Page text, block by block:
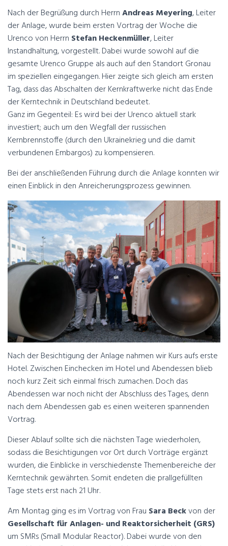
Nach der Begrüßung durch HerrnAndreas Meyering, Leiter
der Anlage, wurde beim ersten Vortrag der Woche die
Urenco von Herrn Stefan Heckenmüller, Leiter
Instandhaltung, vorgestellt. Dabei wurde sowohl auf die
gesamte Urenco Gruppe als auch auf den Standort Gronau
im speziellen eingegangen. Hier zeigte sich gleich am ersten
Tag, dass das Abschalten der Kernkraftwerke nicht das Ende
der Kerntechnik in Deutschland bedeutet.
Ganz im Gegenteil: Es wird bei der Urenco aktuell stark
investiert; auch um den Wegfall der russischen
Kernbrennstoffe (durch den Ukrainekrieg und die damit
verbundenen Embargos) zu kompensieren.
Bei der anschließenden Führung durch die Anlage konnten wir
einen Einblick in den Anreicherungsprozess gewinnen.
Nach der Besichtigung der Anlage nahmen wir Kurs aufs erste
Hotel. Zwischen Einchecken im Hotel und Abendessen blieb
noch kurz Zeit sich einmal frisch zumachen. Doch das
Abendessen war noch nicht der Abschluss des Tages, denn
nach dem Abendessen gab es einen weiteren spannenden
Vortrag.
Dieser Ablauf sollte sich die nächsten Tage wiederholen,
sodass die Besichtigungen vor Ort durch Vorträge ergänzt
wurden, die Einblicke in verschiedenste Themenbereiche der
Kerntechnik gewährten. Somit endeten die prallgefüllten
Tage stets erst nach 21 Uhr.
Am Montag ging es im Vortrag von Frau Sara Beckvon der
Gesellschaft fürAnlagen- und Reaktorsicherheit (GRS)
um SMRs (Small Modular Reactor). Dabei wurde von den